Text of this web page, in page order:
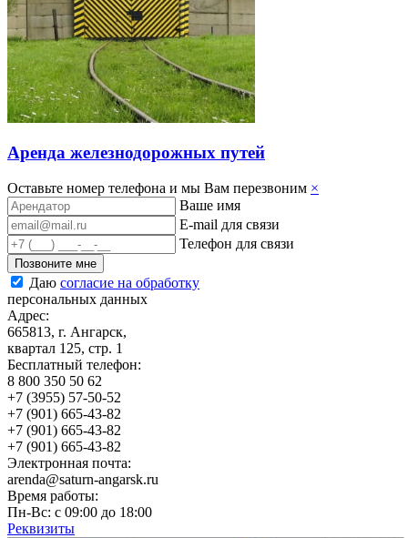
Аренда железнодорожных путей
Оставьте номер телефона и мы Вам перезвоним ×
Ваше имя
E-mail для связи
Телефон для связи
Позвоните мне
Даю согласие на обработку
персональных данных
Адрес:
665813, г. Ангарск,
квартал 125, стр. 1
Бесплатный телефон:
8 800 350 50 62
+7 (3955) 57-50-52
+7 (901) 665-43-82
+7 (901) 665-43-82
+7 (901) 665-43-82
Электронная почта:
arenda@saturn-angarsk.ru
Время работы:
Пн-Вс: с 09:00 до 18:00
Реквизиты